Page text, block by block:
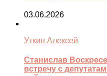
03.06.2026
Уткин Алексей
Станислав
встречу с